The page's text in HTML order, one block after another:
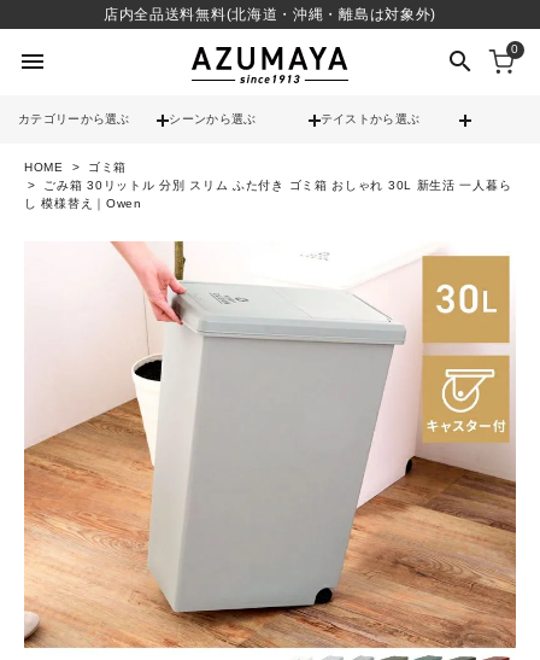
店内全品送料無料(北海道・沖縄・離島は対象外)
menu search 0
カテゴリーから選ぶ シーンから選ぶ テイストから選ぶ
check 送料無料
12時までのご注文で当日出荷
※営業日(平日)に限る
search
よくある質問
call 052-241-3103
schedule
ACCOUNT MENU
ようこそ ゲスト 様
HOME
ゴミ箱
ごみ箱 30リットル 分別 スリム ふた付き ゴミ箱 おしゃれ 30L 新生活 一人暮ら
し 模様替え｜Owen